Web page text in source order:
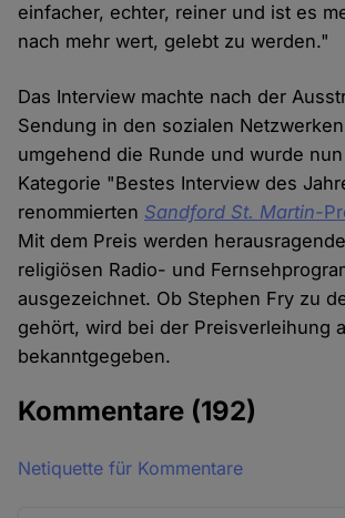
einfacher, echter, reiner und ist es
nach mehr wert, gelebt zu werden."
Das Interview machte nach der
Sendung in den sozialen
umgehend die Runde und wurde
Kategorie "Bestes Interview des
renommierten Sandford St. Martin-
Mit dem Preis werden
religiösen Radio- und
ausgezeichnet. Ob Stephen Fry zu
gehört, wird bei der Preisverleihung
bekanntgegeben.
Kommentare (192)
Netiquette für Kommentare